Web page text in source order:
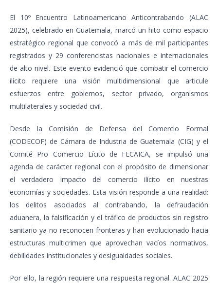
El 10º Encuentro Latinoamericano Anticontrabando (ALAC
2025), celebrado en Guatemala, marcó un hito como espacio
estratégico regional que convocó a más de mil participantes
registrados y 29 conferencistas nacionales e internacionales
de alto nivel. Este evento evidenció que combatir el comercio
ilícito requiere una visión multidimensional que articule
esfuerzos entre gobiernos, sector privado, organismos
multilaterales y sociedad civil.
Desde la Comisión de Defensa del Comercio Formal
(CODECOF) de Cámara de Industria de Guatemala (CIG) y el
Comité Pro Comercio Lícito de FECAICA, se impulsó una
agenda de carácter regional con el propósito de dimensionar
el verdadero impacto del comercio ilícito en nuestras
economías y sociedades. Esta visión responde a una realidad:
los delitos asociados al contrabando, la defraudación
aduanera, la falsificación y el tráfico de productos sin registro
sanitario ya no reconocen fronteras y han evolucionado hacia
estructuras multicrimen que aprovechan vacíos normativos,
debilidades institucionales y desigualdades sociales.
Por ello, la región requiere una respuesta regional. ALAC 2025